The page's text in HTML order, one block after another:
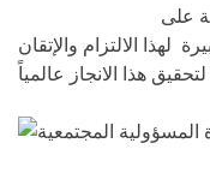
على
لهذا الالتزام والإتقان